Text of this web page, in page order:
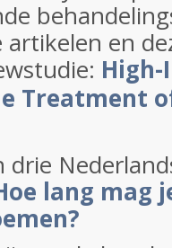
en
High-
Treatment
drie
lang mag